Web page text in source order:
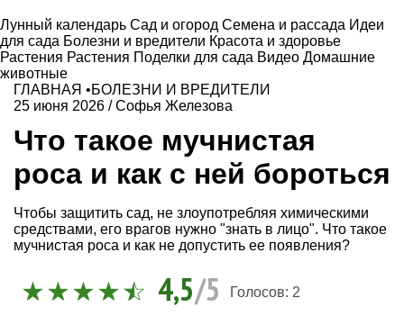
Лунный календарь Сад и огород Семена и рассада Идеи
для сада Болезни и вредители Красота и здоровье
Растения Растения Поделки для сада Видео Домашние
животные
ГЛАВНАЯ •БОЛЕЗНИ И ВРЕДИТЕЛИ
25 июня 2026 /Софья Железова
Что такое мучнистая
роса и как с ней бороться
Чтобы защитить сад, не злоупотребляя химическими
средствами, его врагов нужно "знать в лицо". Что такое
мучнистая роса и как не допустить ее появления?
4,5/5 Голосов: 2